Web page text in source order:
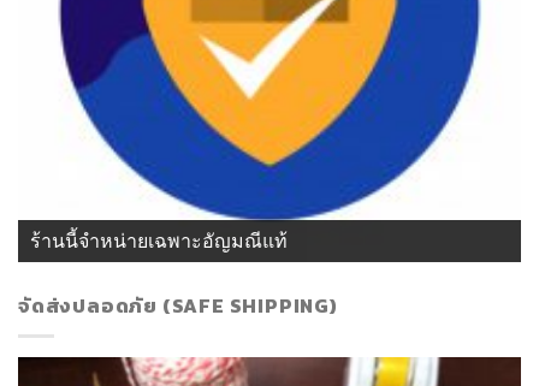
ร้านนี้จำหน่ายเฉพาะอัญมณีแท้
จัดส่งปลอดภัย (SAFE SHIPPING)